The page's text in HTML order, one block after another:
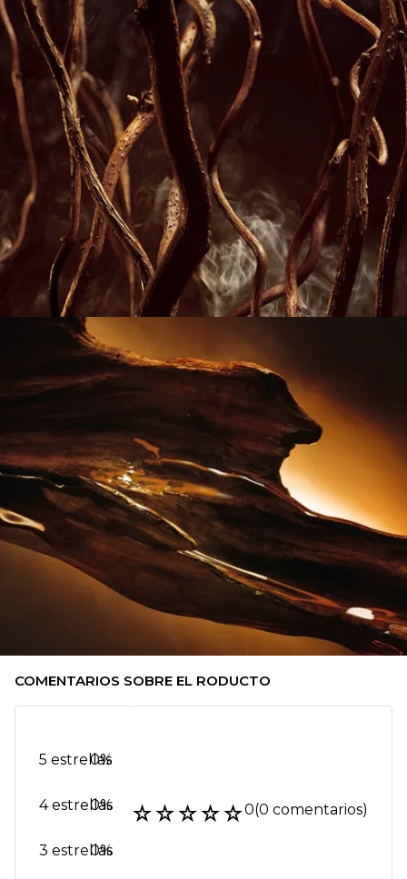
COMENTARIOS SOBRE EL RODUCTO
☆☆☆☆☆0(0 comentarios)
5 estrellas
0%
4 estrellas
0%
3 estrellas
0%